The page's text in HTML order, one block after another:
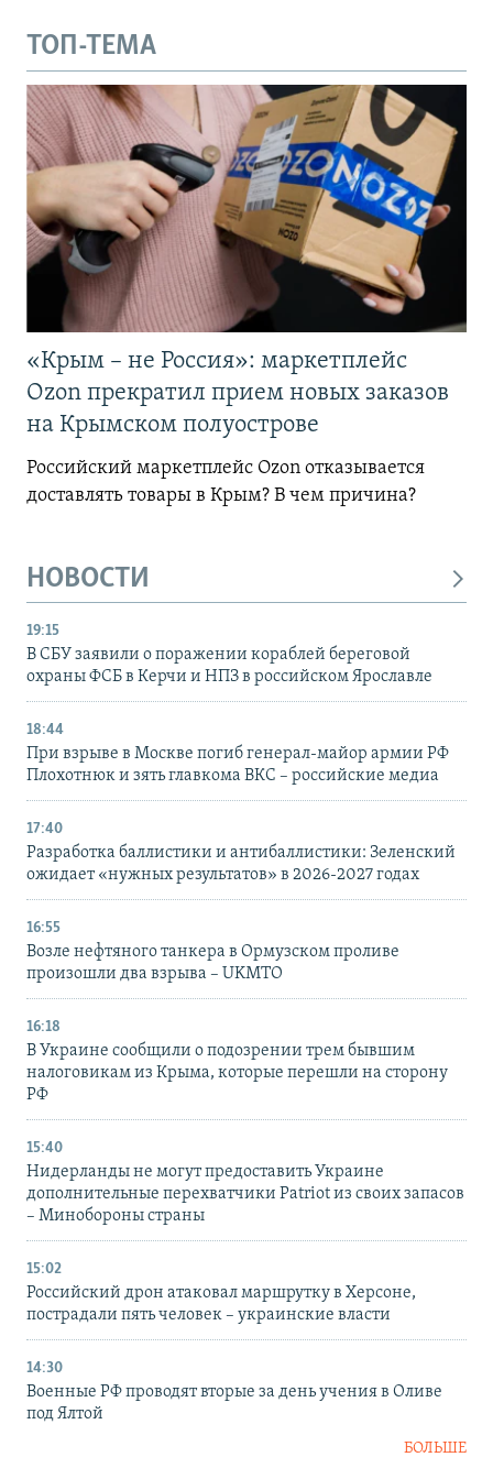
ТОП-ТЕМА
«Крым – не Россия»: маркетплейс
Ozon прекратил прием новых заказов
на Крымском полуострове
Российский маркетплейс Ozon отказывается
доставлять товары в Крым? В чем причина?
НОВОСТИ
19:15
В СБУ заявили о поражении кораблей береговой
охраны ФСБ в Керчи и НПЗ в российском Ярославле
18:44
При взрыве в Москве погиб генерал-майор армии РФ
Плохотнюк и зять главкома ВКС – российские медиа
17:40
Разработка баллистики и антибаллистики: Зеленский
ожидает «нужных результатов» в 2026-2027 годах
16:55
Возле нефтяного танкера в Ормузском проливе
произошли два взрыва – UKMTO
16:18
В Украине сообщили о подозрении трем бывшим
налоговикам из Крыма, которые перешли на сторону
РФ
15:40
Нидерланды не могут предоставить Украине
дополнительные перехватчики Patriot из своих запасов
– Минобороны страны
15:02
Российский дрон атаковал маршрутку в Херсоне,
пострадали пять человек – украинские власти
14:30
Военные РФ проводят вторые за день учения в Оливе
под Ялтой
БОЛЬШЕ